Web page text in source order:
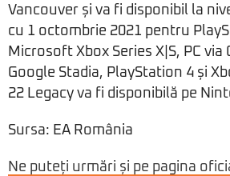
Vancouver și va fi disponibil la
cu 1 octombrie 2021 pentru
Microsoft Xbox Series X|S, PC via
Google Stadia, PlayStation 4 și
22 Legacy va fi disponibilă pe
Sursa: EA România
Ne puteți urmări și pe pagina